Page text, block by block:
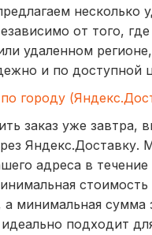
несколько
от того,
удаленном
и по доступной
городу
заказ уже завтра,
Яндекс.Доставку.
адреса в течение
стоимость
а минимальная сумма
подходит